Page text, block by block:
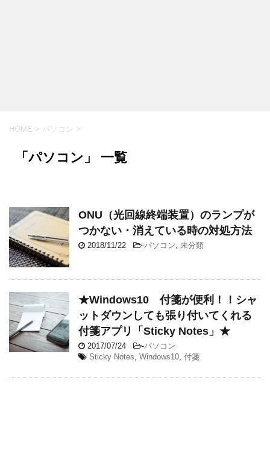
HOME > パソコン >
「パソコン」 一覧
ONU（光回線終端装置）のランプが
つかない・消えている時の対処方法
2018/11/22 -パソコン 未分類
★Windows10 付箋が便利！！シャ
ットダウンしても張り付いてくれる
付箋アプリ「Sticky Notes」★
2017/07/24 -パソコン
Sticky Notes Windows10 付箋